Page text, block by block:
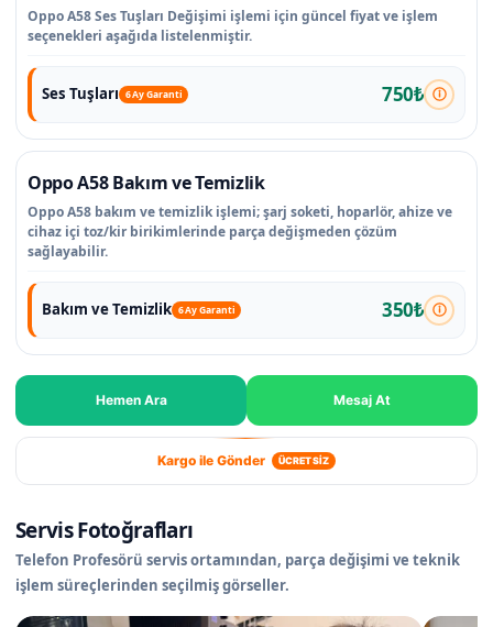
Oppo A58 Ses Tuşları Değişimi işlemi için güncel fiyat ve işlem
seçenekleri aşağıda listelenmiştir.
Ses Tuşları 6 Ay Garanti 750₺
Oppo A58 Bakım ve Temizlik
Oppo A58 bakım ve temizlik işlemi; şarj soketi, hoparlör, ahize ve
cihaz içi toz/kir birikimlerinde parça değişmeden çözüm
sağlayabilir.
Bakım ve Temizlik 6 Ay Garanti 350₺
Hemen Ara Mesaj At
Kargo ile Gönder ÜCRETSİZ
Servis Fotoğrafları
Telefon Profesörü servis ortamından, parça değişimi ve teknik
işlem süreçlerinden seçilmiş görseller.